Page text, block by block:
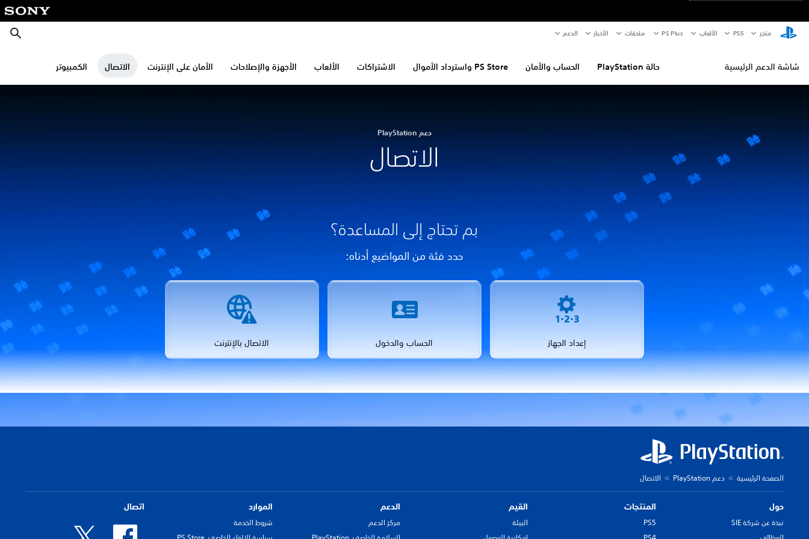
متجر PS5‏ الألعاب PS Plus ملحقات الأخبار الدعم بحث
شاشة الدعم الرئيسية حالة PlayStation الحساب والأمان PS Store واسترداد الأموال الاشتراكات الألعاب الأجهزة والإصلاحات الأمان على الإنترنت الاتصال الكمبيوتر
دعم PlayStation
الاتصال
بم تحتاج إلى المساعدة؟
حدد فئة من المواضيع أدناه:
إعداد الجهاز الحساب والدخول الاتصال بالإنترنت
الصفحة الرئيسية دعم PlayStation الاتصال
حول
نبذة عن شركة SIE
المنتجات
PS5
القيم
البيئة
الدعم
مركز الدعم
الموارد
شروط الخدمة
اتصال